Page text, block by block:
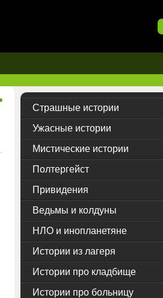
Страшные истории
Ужасные истории
Мистические истории
Полтергейст
Привидения
Ведьмы и колдуны
НЛО и инопланетяне
Истории из лагеря
Истории про кладбище
Истории про больницу